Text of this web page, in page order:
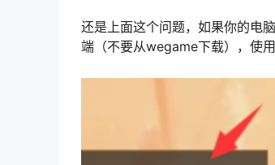
还是上面这个问题，如果你的电
端（不要从wegame下载），使